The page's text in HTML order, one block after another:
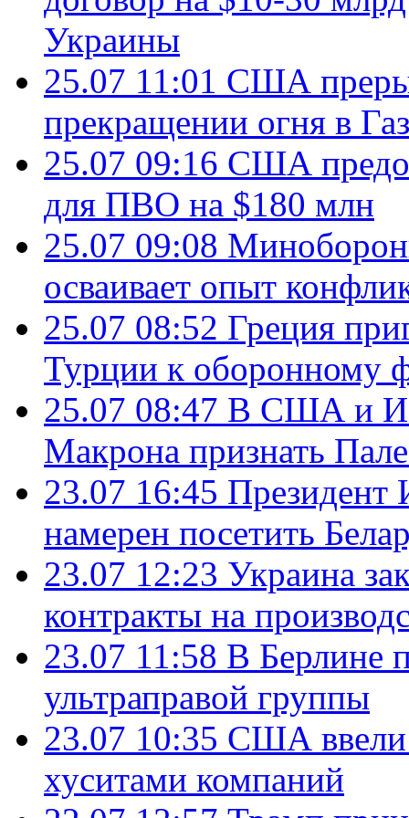
Украины
25.07 11:01 США
прекращении огня в
25.07 09:16 США
для ПВО на $180 млн
25.07 09:08
осваивает опыт
25.07 08:52 Греция
Турции к оборонному
25.07 08:47 В США и
Макрона признать
23.07 16:45 Президент
намерен посетить
23.07 12:23 Украина
контракты на
23.07 11:58 В Берлине
ультраправой группы
23.07 10:35 США ввели
хуситами компаний